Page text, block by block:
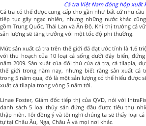
Cá tra Việt Nam đóng hộp xuất
Cá tra có thể được cung cấp cho gần như bất cứ nhu
tiếp tục gây ngạc nhiên, nhưng những nước khác
gồm Trung Quốc, Thái Lan và Ấn Độ. Khi thị trường cá
sản lượng sẽ tăng trưởng với một tốc độ phi thường.
Mức sản xuất cá tra trên thế giới đã đạt ước tính là 1,6
với thu hoạch của 10 loại cá sống dưới đáy biển,
năm 2009. Sản xuất của đối thủ của cá tra, cá tilapia,
thế giới trong năm nay, nhưng biết rằng sản xuất cá
trong 5 năm qua, đó là một sản lượng có thể hiểu được
xuất cá tilapia trong vòng 5 năm tới.
Linae Foster, Giám đốc tiếp thị của QVD, nói với
danh sách 5 loại thủy sản đứng đầu được tiêu thụ
thập niên. Tôi đồng ý và tôi nghĩ chúng ta sẽ thấy loại
tự tại Châu Âu, Nga, Châu Á và mọi nơi khác.